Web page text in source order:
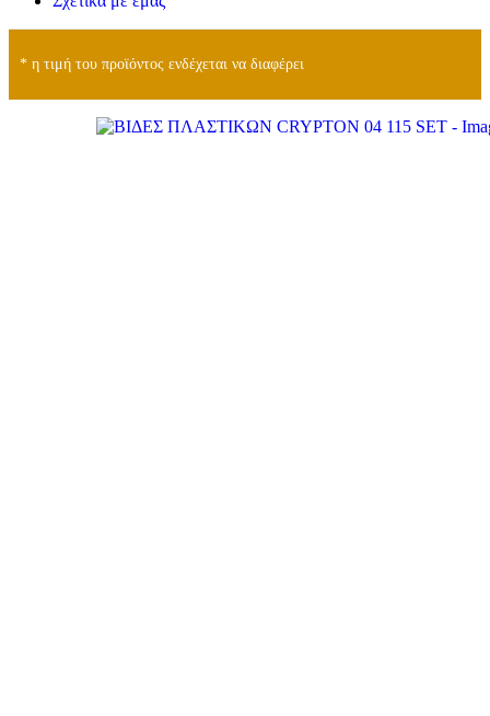
* η τιμή του προϊόντος ενδέχεται να διαφέρει